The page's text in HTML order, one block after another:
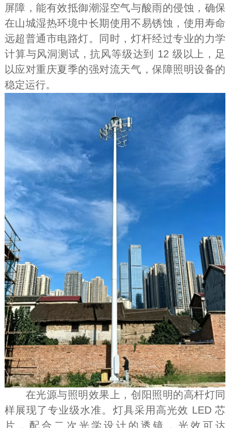
屏障，能有效抵御潮湿空气与酸雨的侵蚀，确保
在山城湿热环境中长期使用不易锈蚀，使用寿命
远超普通市电路灯。同时，灯杆经过专业的力学
计算与风洞测试，抗风等级达到 12 级以上，足
以应对重庆夏季的强对流天气，保障照明设备的
稳定运行。
在光源与照明效果上，创阳照明的高杆灯同
样展现了专业级水准。灯具采用高光效 LED 芯
片，配合二次光学设计的透镜，光效可达